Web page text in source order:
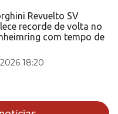
Revuelto SV
recorde de volta no
com tempo de
18:20